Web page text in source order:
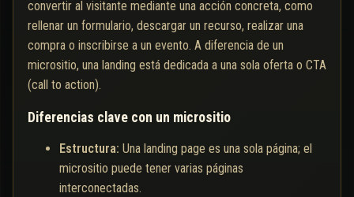
convertir al visitante mediante una acción concreta, como
rellenar un formulario, descargar un recurso, realizar una
compra o inscribirse a un evento. A diferencia de un
micrositio, una landing está dedicada a una sola oferta o CTA
(call to action).
Diferencias clave con un micrositio
Estructura: Una landing page es una sola página; el
micrositio puede tener varias páginas
interconectadas.